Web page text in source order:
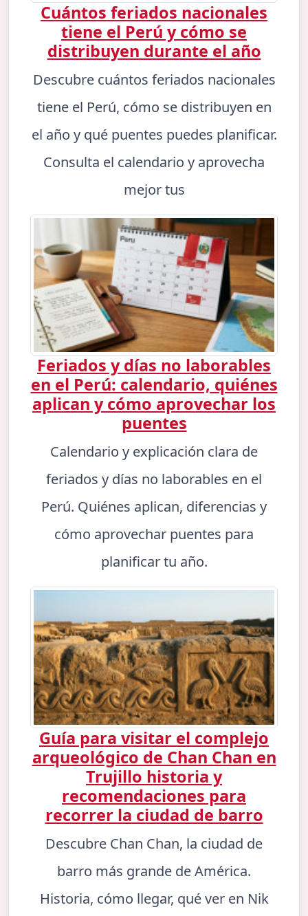
Cuántos feriados nacionales
tiene el Perú y cómo se
distribuyen durante el año
Descubre cuántos feriados nacionales
tiene el Perú, cómo se distribuyen en
el año y qué puentes puedes planificar.
Consulta el calendario y aprovecha
mejor tus
Feriados y días no laborables
en el Perú: calendario, quiénes
aplican y cómo aprovechar los
puentes
Calendario y explicación clara de
feriados y días no laborables en el
Perú. Quiénes aplican, diferencias y
cómo aprovechar puentes para
planificar tu año.
Guía para visitar el complejo
arqueológico de Chan Chan en
Trujillo historia y
recomendaciones para
recorrer la ciudad de barro
Descubre Chan Chan, la ciudad de
barro más grande de América.
Historia, cómo llegar, qué ver en Nik